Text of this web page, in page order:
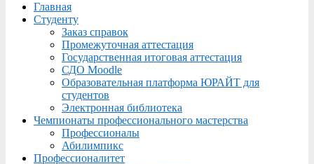
Menu
Главная
Студенту
Заказ справок
Промежуточная аттестация
Государственная итоговая аттестация
СДО Moodle
Образовательная платформа ЮРАЙТ для
студентов
Электронная библиотека
Чемпионаты профессионального мастерства
Профессионалы
Абилимпикс
Профессионалитет